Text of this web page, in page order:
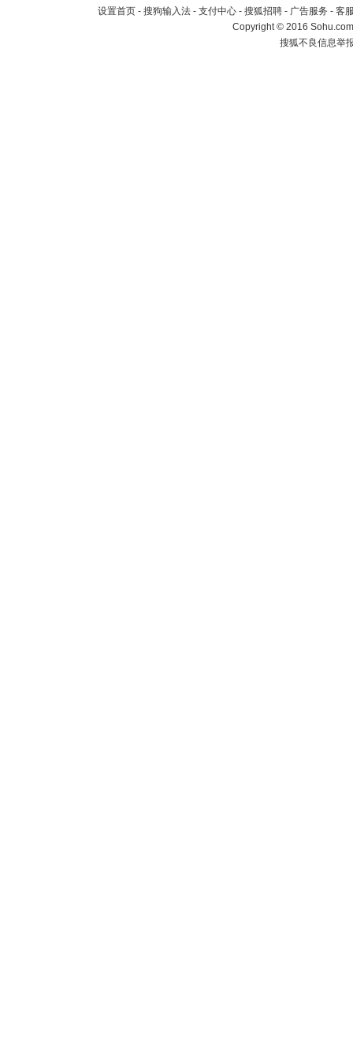
设置首页 - 搜狗输入法 - 支付中心 - 搜狐招聘 - 广告服务 - 客
Copyright©2016
搜狐不良信息举